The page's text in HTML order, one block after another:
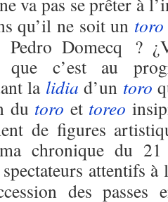
qu’il ne soit un toro
Domecq ?
que c’est au
la lidia d’un toro
du toro et toreo
de figures
chronique du
attentifs
des passes